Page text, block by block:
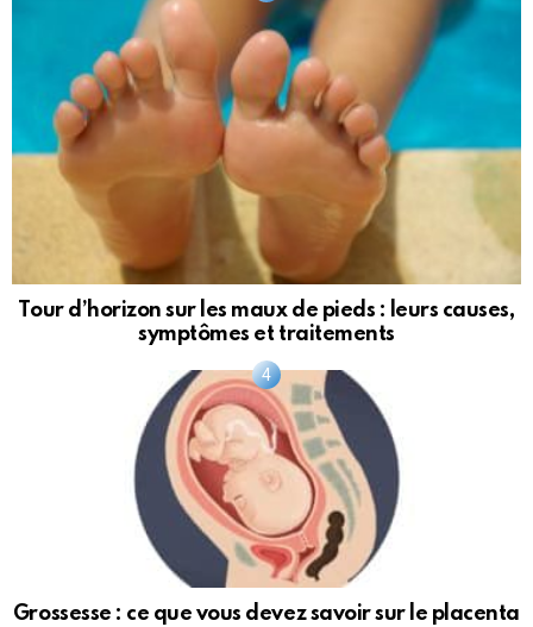
Tour d’horizon sur les maux de pieds : leurs causes,
symptômes et traitements
Grossesse : ce que vous devez savoir sur le placenta